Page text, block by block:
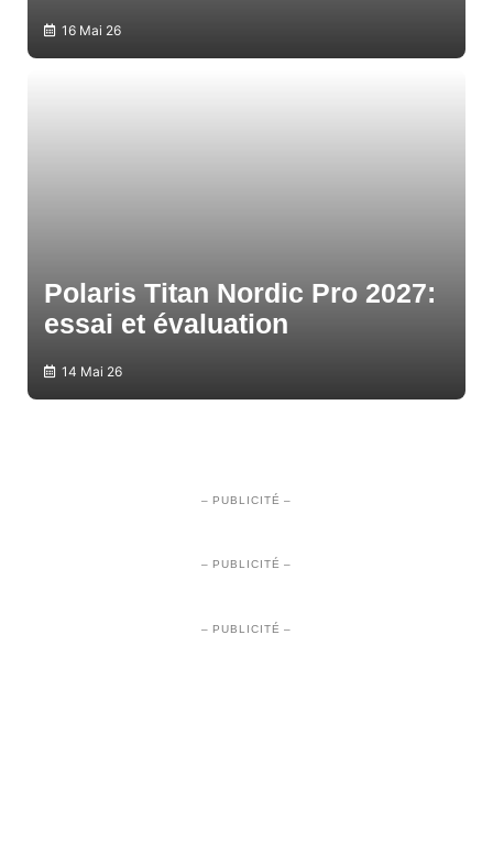
16 Mai 26
Polaris Titan Nordic Pro 2027:
essai et évaluation
14 Mai 26
– PUBLICITÉ –
– PUBLICITÉ –
– PUBLICITÉ –